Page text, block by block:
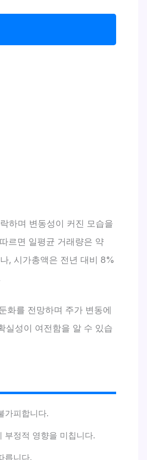
하며 변동성이 커진 모습을
르면 일평균 거래량은 약
, 시가총액은 전년 대비 8%
화를 전망하며 주가 변동에
실성이 여전함을 알 수 있습
가피합니다.
부정적 영향을 미칩니다.
릅니다.